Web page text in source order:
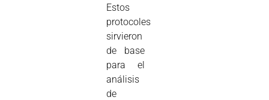
Estos
protocoles
sirvieron
de base
para el
análisis
de